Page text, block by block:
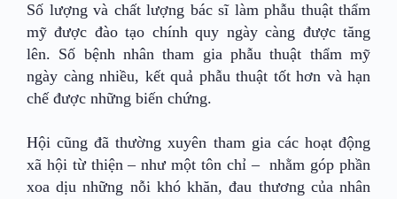
Số lượng và chất lượng bác sĩ làm phẫu thuật thẩm
mỹ được đào tạo chính quy ngày càng được tăng
lên. Số bệnh nhân tham gia phẫu thuật thẩm mỹ
ngày càng nhiều, kết quả phẫu thuật tốt hơn và hạn
chế được những biến chứng.
Hội cũng đã thường xuyên tham gia các hoạt động
xã hội từ thiện – như một tôn chỉ – nhằm góp phần
xoa dịu những nỗi khó khăn, đau thương của nhân